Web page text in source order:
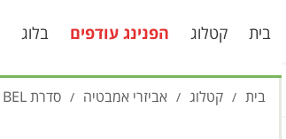
בית קטלוג הפנינג עודפים בלוג
בית / קטלוג / אביזרי אמבטיה / סדרת LA BEL בראס